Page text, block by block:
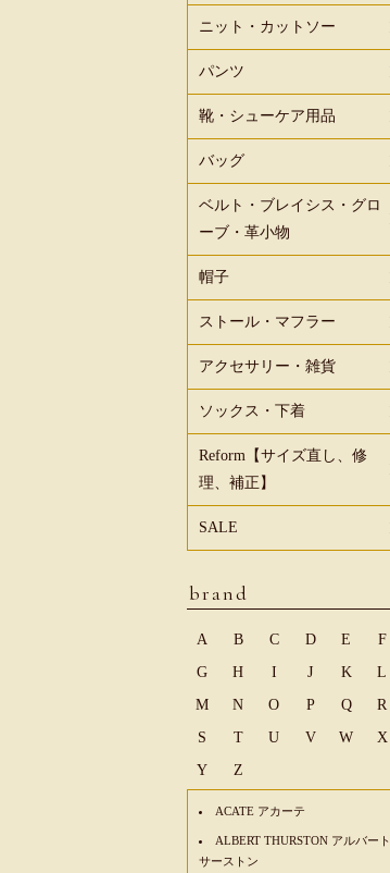
ニット・カットソー
パンツ
靴・シューケア用品
バッグ
ベルト・ブレイシス・グロ
ーブ・革小物
帽子
ストール・マフラー
アクセサリー・雑貨
ソックス・下着
Reform【サイズ直し、修
理、補正】
SALE
brand
A B C D E
F
G
H I J K
L
M
N O P Q
R
S
T U V W
X
Y
Z
ACATE アカーテ
ALBERT THURSTON アルバート
サーストン